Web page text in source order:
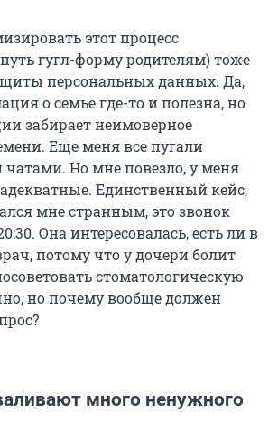
этот процесс
гугл-форму родителям) тоже
персональных данных. Да,
о семье где-то и полезна, но
забирает неимоверное
Еще меня все пугали
чатами. Но мне повезло, у меня
Единственный кейс,
мне странным, это звонок
Она интересовалась, есть ли в
потому что у дочери болит
стоматологическую
но почему вообще должен
много ненужного